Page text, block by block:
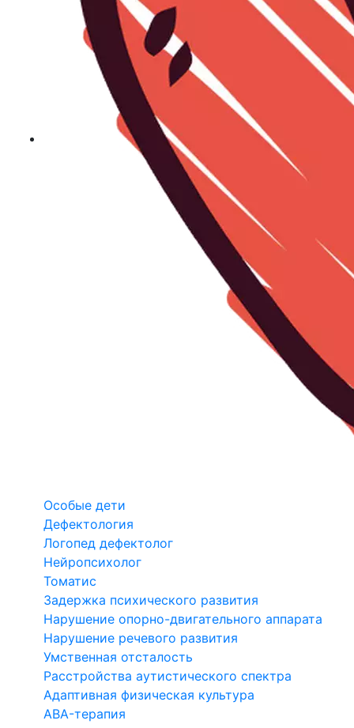
Особые дети
Дефектология
Логопед дефектолог
Нейропсихолог
Томатис
Задержка психического развития
Нарушение опорно-двигательного аппарата
Нарушение речевого развития
Умственная отсталость
Расстройства аутистического спектра
Адаптивная физическая культура
ABA-терапия